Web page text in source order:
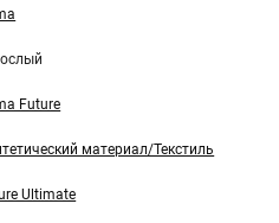
Future
материал/Текстиль
Ultimate